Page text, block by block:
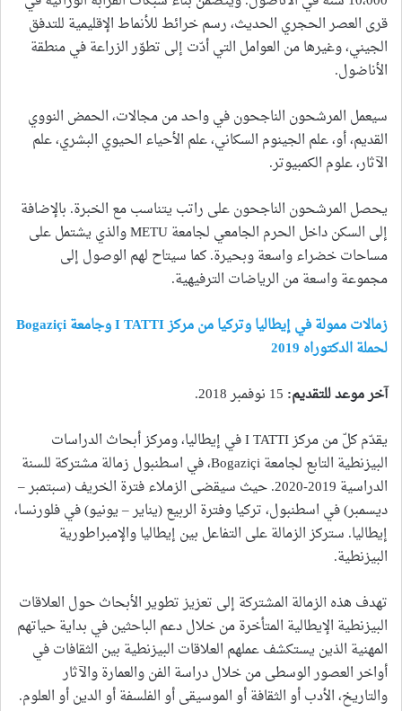
قرى العصر الحجري الحديث، رسم خرائط للأنماط الإقليمية للتدفق
الجيني، وغيرها من العوامل التي أدّت إلى تطوّر الزراعة في منطقة
الأناضول.
سيعمل المرشحون الناجحون في واحد من مجالات، الحمض النووي
القديم، أو، علم الجينوم السكاني، علم الأحياء الحيوي البشري، علم
الآثار، علوم الكمبيوتر.
يحصل المرشحون الناجحون على راتب يتناسب مع الخبرة. بالإضافة
إلى السكن داخل الحرم الجامعي لجامعة METU والذي يشتمل على
مساحات خضراء واسعة وبحيرة. كما سيتاح لهم الوصول إلى
مجموعة واسعة من الرياضات الترفيهية.
زمالات ممولة في إيطاليا وتركيا من مركز I TATTI وجامعة Bogaziçi
لحملة الدكتوراه 2019
آخر موعد للتقديم:
يقدّم كلّ من مركز I TATTI في إيطاليا، ومركز أبحاث الدراسات
البيزنطية التابع لجامعة Bogaziçi، في اسطنبول زمالة مشتركة للسنة
الدراسية 2019-2020. حيث سيقضى الزملاء فترة الخريف (سبتمبر –
ديسمبر) في اسطنبول، تركيا وفترة الربيع (يناير – يونيو) في فلورنسا،
إيطاليا. ستركز الزمالة على التفاعل بين إيطاليا والإمبراطورية
البيزنطية.
تهدف هذه الزمالة المشتركة إلى تعزيز تطوير الأبحاث حول العلاقات
البيزنطية الإيطالية المتأخرة من خلال دعم الباحثين في بداية حياتهم
المهنية الذين يستكشف عملهم العلاقات البيزنطية بين الثقافات في
أواخر العصور الوسطى من خلال دراسة الفن والعمارة والآثار
والتاريخ، الأدب أو الثقافة أو الموسيقى أو الفلسفة أو الدين أو العلوم.